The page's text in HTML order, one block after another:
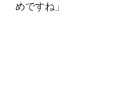
めですね」